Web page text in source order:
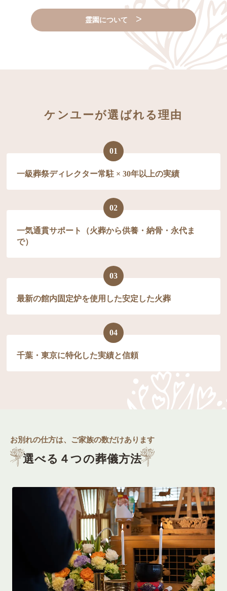
東京都昭島市
霊園について
ケンユーが選ばれる理由
01
一級葬祭ディレクター常駐 × 30年以上の実績
02
一気通貫サポート（火葬から供養・納骨・永代ま
で）
03
最新の館内固定炉を使用した安定した火葬
04
千葉・東京に特化した実績と信頼
お別れの仕方は、ご家族の数だけあります
選べる４つの葬儀方法